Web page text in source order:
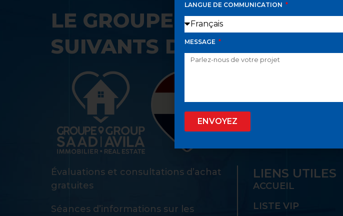
LE GROUPE SAAD AVILA
SUIVANTS DANS SON
Évaluations et consultations d’achat
gratuites
Séances d’informations sur les
LIENS UTILES
ACCUEIL
LISTE VIP
LANGUE DE COMMUNICATION
MESSAGE
ENVOYEZ